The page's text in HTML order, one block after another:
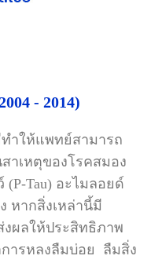
- 2014)
ำให้แพทย์สามารถ
สาเหตุของโรคสมอง
(P-Tau) อะไมลอยด์
หากสิ่งเหล่านี้มี
ผลให้ประสิทธิภาพ
ารหลงลืมบ่อย ลืมสิ่ง